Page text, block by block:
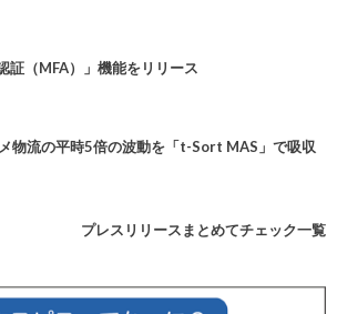
証（MFA）」機能をリリース
物流の平時5倍の波動を「t-Sort MAS」で吸収
プレスリリースまとめてチェック一覧